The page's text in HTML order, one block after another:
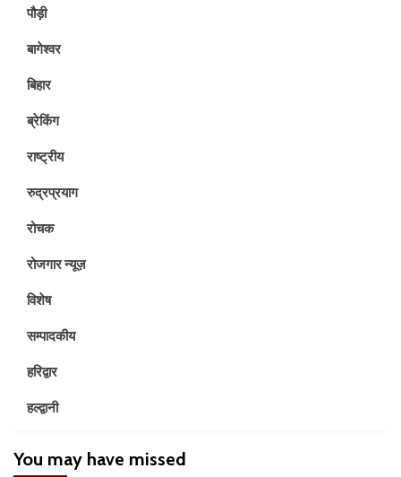
पौड़ी
बागेश्वर
बिहार
ब्रेकिंग
राष्ट्रीय
रुद्रप्रयाग
रोचक
रोजगार न्यूज़
विशेष
सम्पादकीय
हरिद्वार
हल्द्वानी
You may have missed